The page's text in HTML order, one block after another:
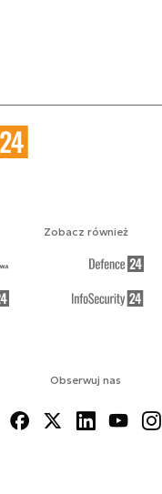
Obserwuj nas
Zobacz również